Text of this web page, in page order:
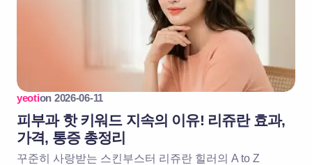
yeotion 2026-06-11
피부과 핫 키워드 지속의 이유! 리쥬란 효과,
가격, 통증 총정리
꾸준히 사랑받는 스킨부스터 리쥬란 힐러의 A to Z